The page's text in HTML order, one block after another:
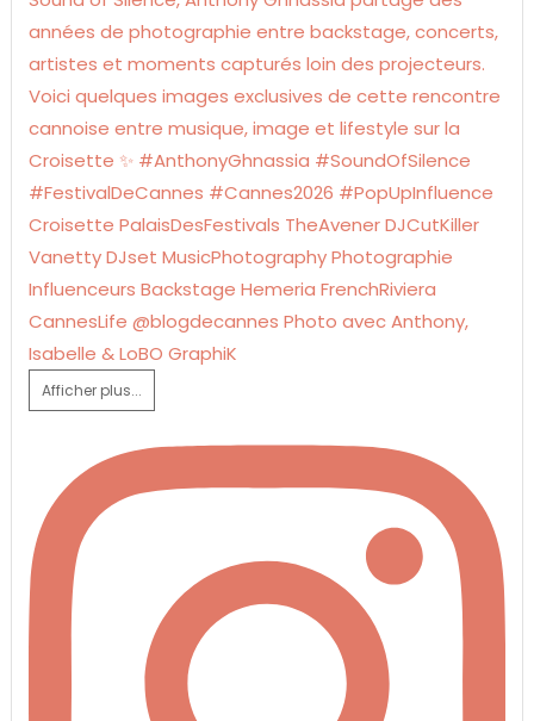
Afficher plus...